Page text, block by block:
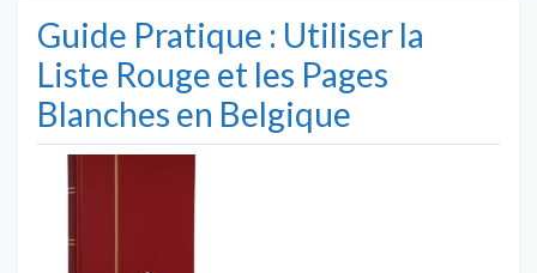
Guide Pratique : Utiliser la
Liste Rouge et les Pages
Blanches en Belgique